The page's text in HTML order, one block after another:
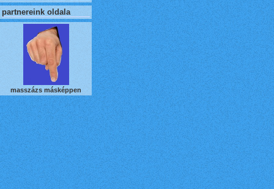
partnereink oldala
masszázs másképpen